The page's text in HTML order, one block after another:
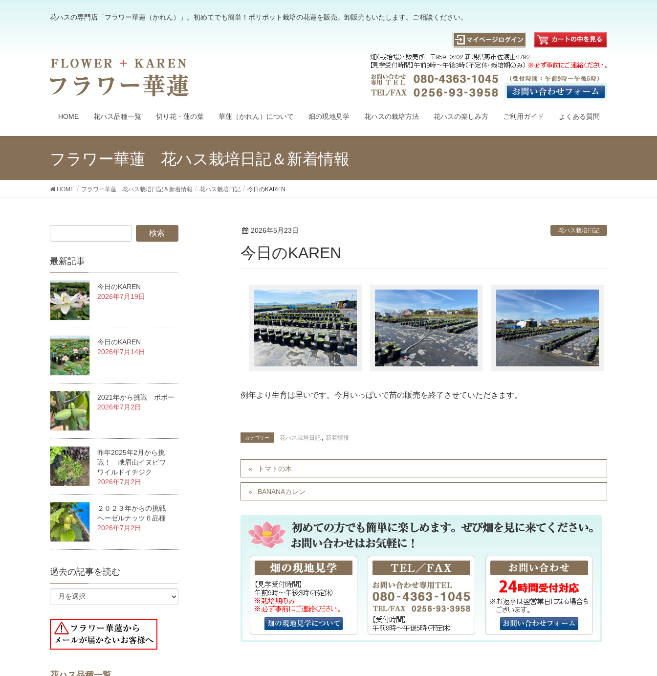
花ハスの専門店「フラワー華蓮（かれん）」。初めてでも簡単！ポリポット栽培の花蓮を販売。卸販売もいたします。ご相談ください。
HOME 花ハス品種一覧 切り花・蓮の葉 華蓮（かれん）について 畑の現地見学 花ハスの栽培方法 花ハスの楽しみ方 ご利用ガイド よくある質問
フラワー華蓮 花ハス栽培日記＆新着情報
HOME フラワー華蓮 花ハス栽培日記＆新着情報 花ハス栽培日記 今日のKAREN
2026年5月23日 花ハス栽培日記
今日のKAREN
例年より生育は早いです。今月いっぱいで苗の販売を終了させていただきます。
カテゴリー 花ハス栽培日記 , 新着情報
トマトの木
BANANAカレン
最新記事
今日のKAREN
2026年7月19日
今日のKAREN
2026年7月14日
2021年から挑戦 ポポー
2026年7月2日
昨年2025年2月から挑
戦！ 峨眉山イヌビワ
ワイルドイチジク
2026年7月2日
２０２３年からの挑戦
ヘーゼルナッツ６品種
2026年7月2日
過去の記事を読む